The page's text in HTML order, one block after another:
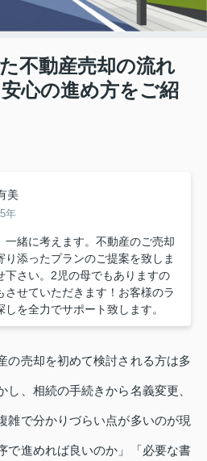
不動産売却の流れ
心の進め方をご紹
美
年
一緒に考えます。不動産のご売却
添ったプランのご提案を致しま
下さい。2児の母でもありますの
させていただきます！お客様のラ
を全力でサポート致します。
の売却を初めて検討される方は多
し、相続の手続きから名義変更、
雑で分かりづらい点が多いのが現
で進めれば良いのか」「必要な書